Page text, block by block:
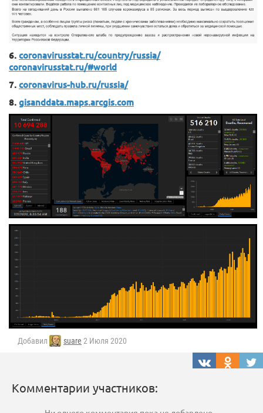
6. coronavirusstat.ru/country/russia/
coronavirusstat.ru/#world
7. coronavirus-hub.ru/russia/
8. gisanddata.maps.arcgis.com
Добавил suare 2 Июля 2020
Комментарии участников: